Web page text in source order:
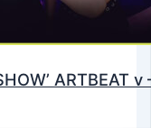
ARTBEAT v